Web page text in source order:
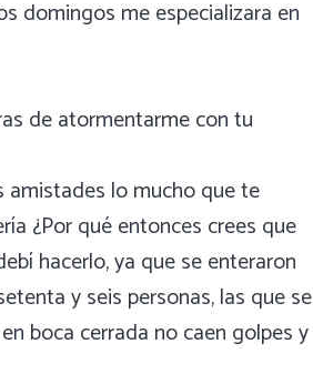
domingos me especializara en
de atormentarme con tu
lo mucho que te
¿Por qué entonces crees que
hacerlo, ya que se enteraron
y seis personas, las que se
boca cerrada no caen golpes y